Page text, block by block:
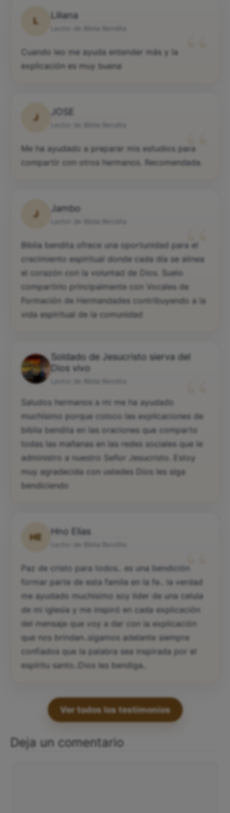
L
Liliana
Cuando leo me ayuda entender más y la
explicación es muy buena
J
JOSE
“
Me ha ayudado a preparar mis estudios para
compartir con otros hermanos. Recomendada.
J
Jambo
“
Biblia bendita ofrece una oportunidad para el
crecimiento espiritual donde cada día se alinea
el corazón con la voluntad de Dios. Suelo
compartirlo principalmente con Vocales de
Formación de Hermandades contribuyendo a la
vida espiritual de la comunidad
Soldado de Jesucristo sierva del
Dios vivo
“
Saludos hermanos a mi me ha ayudado
muchísimo porque coloco las explicaciones de
biblia bendita en las oraciones que comparto
todas las mañanas en las redes sociales que le
administro a nuestro Señor Jesucristo. Estoy
muy agradecida con ustedes Dios les siga
bendiciendo
HE
Hno Elias
“
Paz de cristo para todos.. es una bendición
formar parte de esta famila en la fe.. la verdad
me ayudado muchísimo soy lider de una celula
de mi iglesia y me inspiró en cada explicación
del mensaje que voy a dar con la explicación
que nos brindan..sigamos adelante siempre
confiados que la palabra sea inspirada por el
espíritu santo..Dios les bendiga..
Ver todos los testimonios
Deja un comentario